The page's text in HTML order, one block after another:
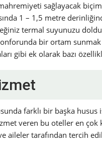
sağlayacak
1 – 1,5 metre
termal suyunuzu
bir ortam
gibi ek olarak bazı
farklı bir başka husus
veren bu oteller en çok
aileler tarafından tercih